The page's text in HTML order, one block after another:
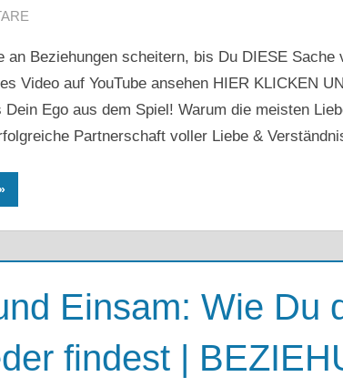
an Beziehungen scheitern, bis Du DIESE Sache
Video auf YouTube ansehen HIER KLICKEN
Dein Ego aus dem Spiel! Warum die meisten
Partnerschaft voller Liebe &
Einsam: Wie Du
findest |